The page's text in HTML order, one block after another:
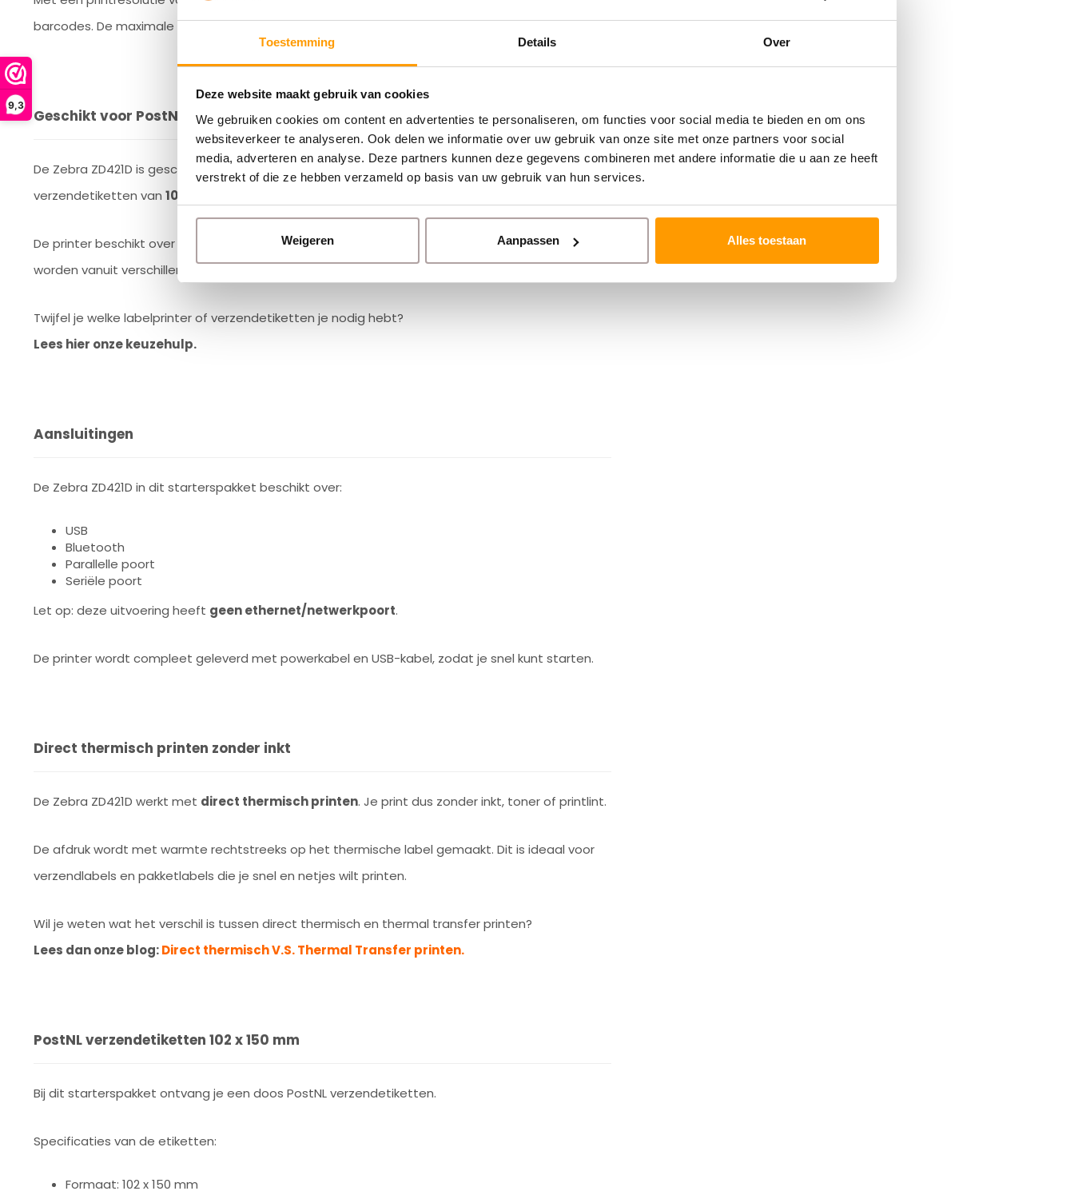
Toestemming Details Over
Deze website maakt gebruik van cookies
We gebruiken cookies om content en advertenties te personaliseren, om functies voor social media te bieden en om ons
websiteverkeer te analyseren. Ook delen we informatie over uw gebruik van onze site met onze partners voor social
media, adverteren en analyse. Deze partners kunnen deze gegevens combineren met andere informatie die u aan ze heeft
verstrekt of die ze hebben verzameld op basis van uw gebruik van hun services.
Weigeren Aanpassen Alles toestaan
9,3
barcodes. De maximale printsnelheid is127 mm per seconde.
Geschikt voor PostNL pakkettensoftware
De Zebra ZD421D is geschikt voor PostNL pakkettensoftware en kan gebruikt worden voor PostNL
verzendetiketten van 102 x 150 mm
De printer beschikt over de programmeertalenEPL
, waardoor hij goed aangestuurd kan
worden vanuit verschillende systemen en labeltoepassingen.
Twijfel je welke labelprinter of verzendetiketten je nodig hebt?
Lees hier onze keuzehulp.
Aansluitingen
De Zebra ZD421D in dit starterspakket beschikt over:
USB
Bluetooth
Parallelle poort
Seriële poort
Let op: deze uitvoering heeft geen ethernet/netwerkpoort.
De printer wordt compleet geleverd met powerkabel en USB-kabel, zodat je snel kunt starten.
Direct thermisch printen zonder inkt
De Zebra ZD421D werkt met direct thermisch printen. Je print dus zonder inkt, toner of printlint.
De afdruk wordt met warmte rechtstreeks op het thermische label gemaakt. Dit is ideaal voor
verzendlabels en pakketlabels die je snel en netjes wilt printen.
Wil je weten wat het verschil is tussen direct thermisch en thermal transfer printen?
Lees dan onze blog:Direct thermisch V.S. Thermal Transfer printen.
PostNL verzendetiketten 102 x 150 mm
Bij dit starterspakket ontvang je een doos PostNL verzendetiketten.
Specificaties van de etiketten:
Formaat: 102 x 150 mm